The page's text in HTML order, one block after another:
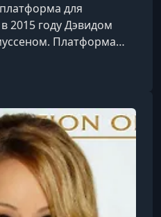
для
2015 году Дэвидом
Платформа
видеокурсам,
мировыми
Среди
личности, такие как
Маргарет Этвуд
Скорсезе
Уильямс (теннис),